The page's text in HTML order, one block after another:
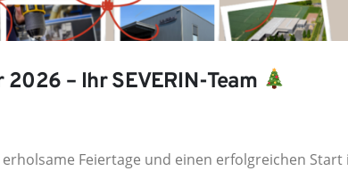
– Ihr SEVERIN-Team
Feiertage und einen erfolgreichen Start